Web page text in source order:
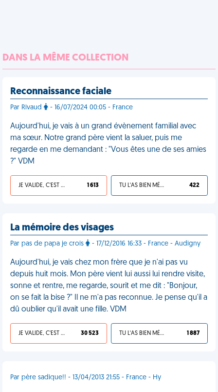
DANS LA MÊME COLLECTION
Reconnaissance faciale
Par Rivaud - 16/07/2024 00:05 - France
Aujourd'hui, je vais à un grand évènement familial avec
ma sœur. Notre grand père vient la saluer, puis me
regarde en me demandant : "Vous êtes une de ses amies
?" VDM
JE VALIDE, C'EST UNE VDM 1 613 TU L'AS BIEN MÉRITÉ 422
La mémoire des visages
Par pas de papa je crois - 17/12/2016 16:33 - France - Audigny
Aujourd'hui, je vais chez mon frère que je n'ai pas vu
depuis huit mois. Mon père vient lui aussi lui rendre visite,
sonne et rentre, me regarde, sourit et me dit : "Bonjour,
on se fait la bise ?" Il ne m'a pas reconnue. Je pense qu'il a
dû oublier qu'il avait une fille. VDM
JE VALIDE, C'EST UNE VDM 30 523 TU L'AS BIEN MÉRITÉ 1 887
Par père sadique!! - 13/04/2013 21:55 - France - Hy